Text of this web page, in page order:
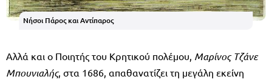
Νήσοι Πάρος και Αντίπαρος
Αλλά και ο Ποιητής του Κρητικού πολέμου, Μαρίνος Τζάνε
Μπουνιαλής, στα 1686, απαθανατίζει τη μεγάλη εκείνη